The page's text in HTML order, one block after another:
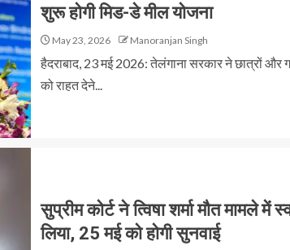
शुरू होगी मिड-डे मील योजना
May 23, 2026 Manoranjan Singh
हैदराबाद, 23 मई 2026: तेलंगाना सरकार ने छात्रों और
को राहत देने...
सुप्रीम कोर्ट ने त्विषा शर्मा मौत मामले में
लिया, 25 मई को होगी सुनवाई